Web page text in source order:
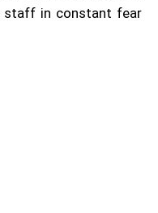
staff in constant fear